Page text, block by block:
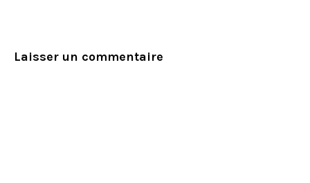
Laisser un commentaire